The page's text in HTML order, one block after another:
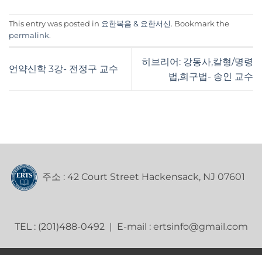
This entry was posted in 요한복음 & 요한서신 . Bookmark the
permalink.
언약신학 3강- 전정구 교수
히브리어: 강동사,칼형/명령
법,희구법- 송인 교수
주소 : 42 Court Street Hackensack, NJ 07601
TEL : (201)488-0492 | E-mail : ertsinfo@gmail.com